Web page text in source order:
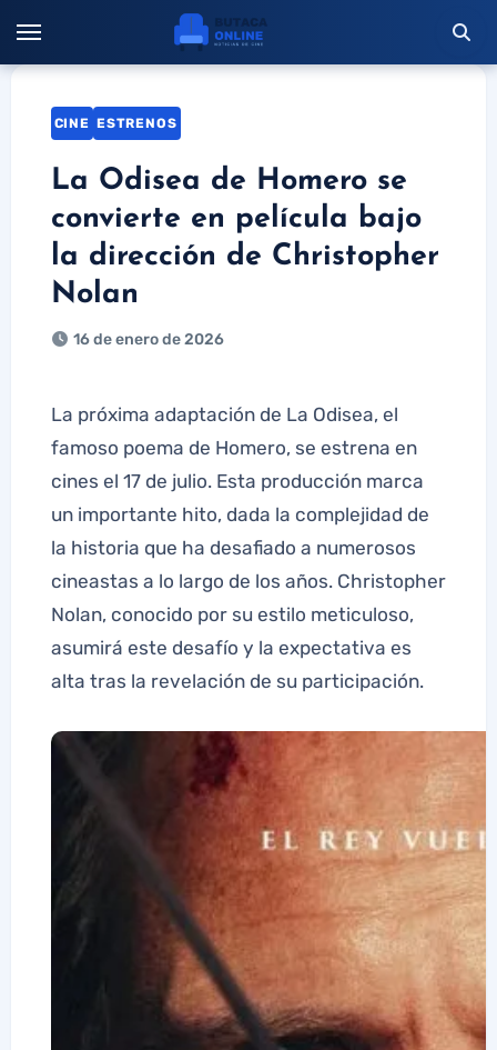
contenido
CINE ESTRENOS
La Odisea de Homero se
convierte en película bajo
la dirección de Christopher
Nolan
16 de enero de 2026
La próxima adaptación de La Odisea, el
famoso poema de Homero, se estrena en
cines el 17 de julio. Esta producción marca
un importante hito, dada la complejidad de
la historia que ha desafiado a numerosos
cineastas a lo largo de los años. Christopher
Nolan, conocido por su estilo meticuloso,
asumirá este desafío y la expectativa es
alta tras la revelación de su participación.